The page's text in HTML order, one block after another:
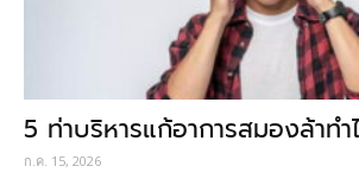
5 ท่าบริหารแก้อาการสมองล้าท
ก.ค. 15, 2026